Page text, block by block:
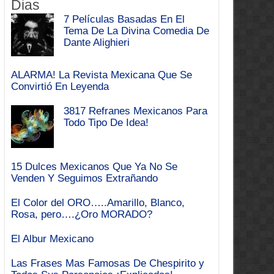
Dias
7 Películas Basadas En El
Tema De La Divina Comedia De
Dante Alighieri
ALARMA! La Revista Mexicana Que Se
Convirtió En Leyenda
3817 Refranes Mexicanos Para
Todo Tipo De Idea!
15 Dulces Mexicanos Que Ya No Se
Venden Y Seguimos Extrañando
El Color del ORO…..Amarillo, Blanco,
Rosa, pero….¿Oro MORADO?
El Albur Mexicano
Las Frases Mas Famosas De Chespirito y